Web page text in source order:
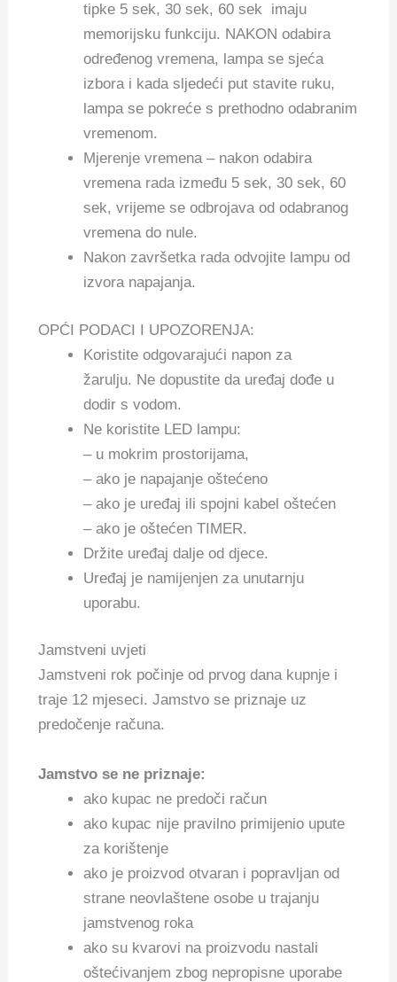
tipke 5 sek, 30 sek, 60 sek imaju
memorijsku funkciju. NAKON odabira
određenog vremena, lampa se sjeća
izbora i kada sljedeći put stavite ruku,
lampa se pokreće s prethodno odabranim
vremenom.
Mjerenje vremena – nakon odabira
vremena rada između 5 sek, 30 sek, 60
sek, vrijeme se odbrojava od odabranog
vremena do nule.
Nakon završetka rada odvojite lampu od
izvora napajanja.
OPĆI PODACI I UPOZORENJA:
Koristite odgovarajući napon za
žarulju. Ne dopustite da uređaj dođe u
dodir s vodom.
Ne koristite LED lampu:
– u mokrim prostorijama,
– ako je napajanje oštećeno
– ako je uređaj ili spojni kabel oštećen
– ako je oštećen TIMER.
Držite uređaj dalje od djece.
Uređaj je namijenjen za unutarnju
uporabu.
Jamstveni uvjeti
Jamstveni rok počinje od prvog dana kupnje i
traje 12 mjeseci. Jamstvo se priznaje uz
predočenje računa.
Jamstvo se ne priznaje:
ako kupac ne predoči račun
ako kupac nije pravilno primijenio upute
za korištenje
ako je proizvod otvaran i popravljan od
strane neovlaštene osobe u trajanju
jamstvenog roka
ako su kvarovi na proizvodu nastali
oštećivanjem zbog nepropisne uporabe